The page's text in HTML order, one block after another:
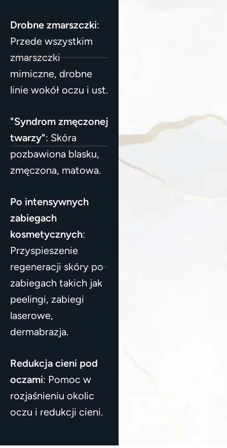
Drobne zmarszczki:
Przede wszystkim
zmarszczki
mimiczne, drobne
linie wokół oczu i ust.
"Syndrom zmęczonej
twarzy": Skóra
pozbawiona blasku,
zmęczona, matowa.
Po intensywnych
zabiegach
kosmetycznych:
Przyspieszenie
regeneracji skóry po
zabiegach takich jak
peelingi, zabiegi
laserowe,
dermabrazja.
Redukcja cieni pod
oczami: Pomoc w
rozjaśnieniu okolic
oczu i redukcji cieni.